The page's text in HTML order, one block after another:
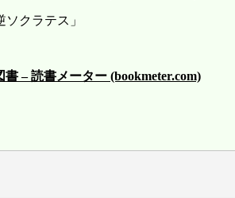
クラテス」
– 読書メーター (bookmeter.com)